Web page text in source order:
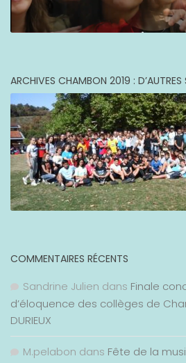
ARCHIVES CHAMBON 2019 : D’AUTRES
COMMENTAIRES RÉCENTS
Sandrine Julien dans Finale
d’éloquence des collèges de
DURIEUX
M.pelabon dans Fête de la